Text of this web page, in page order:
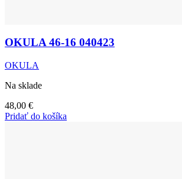
OKULA 46-16 040423
OKULA
Na sklade
48,00 €
Pridať do košíka